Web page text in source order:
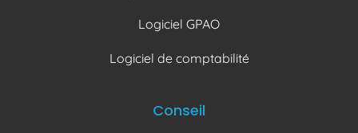
Logiciel GPAO
Logiciel de comptabilité
Conseil